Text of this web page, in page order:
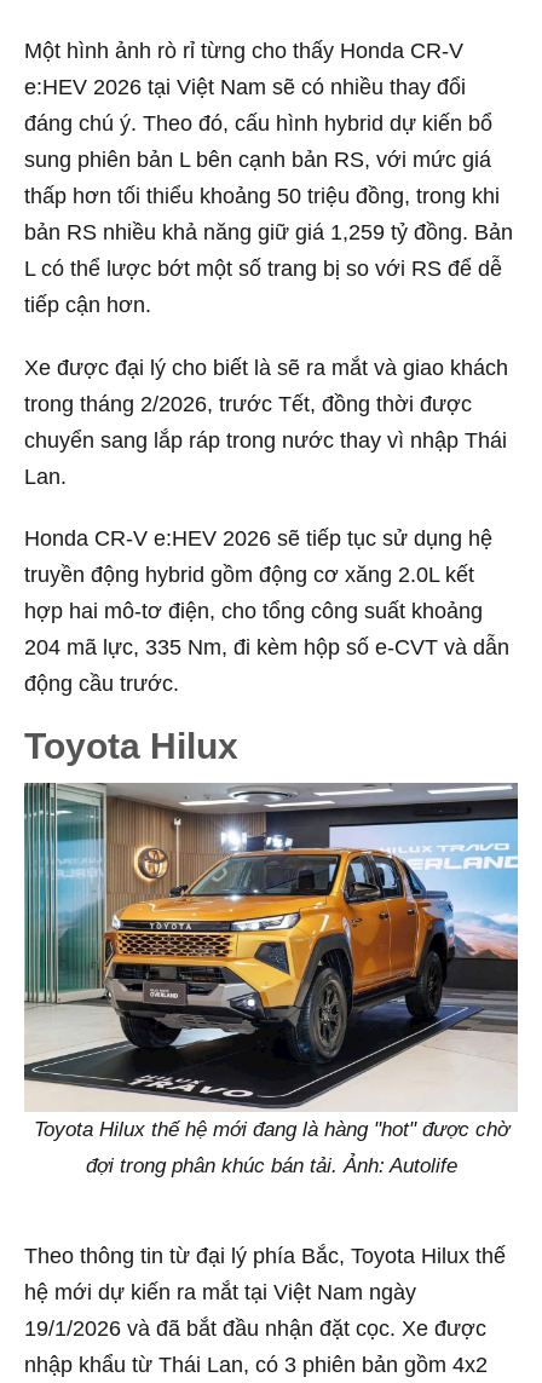
Một hình ảnh rò rỉ từng cho thấy Honda CR-V
e:HEV 2026 tại Việt Nam sẽ có nhiều thay đổi
đáng chú ý. Theo đó, cấu hình hybrid dự kiến bổ
sung phiên bản L bên cạnh bản RS, với mức giá
thấp hơn tối thiểu khoảng 50 triệu đồng, trong khi
bản RS nhiều khả năng giữ giá 1,259 tỷ đồng. Bản
L có thể lược bớt một số trang bị so với RS để dễ
tiếp cận hơn.
Xe được đại lý cho biết là sẽ ra mắt và giao khách
trong tháng 2/2026, trước Tết, đồng thời được
chuyển sang lắp ráp trong nước thay vì nhập Thái
Lan.
Honda CR-V e:HEV 2026 sẽ tiếp tục sử dụng hệ
truyền động hybrid gồm động cơ xăng 2.0L kết
hợp hai mô-tơ điện, cho tổng công suất khoảng
204 mã lực, 335 Nm, đi kèm hộp số e-CVT và dẫn
động cầu trước.
Toyota Hilux
Toyota Hilux thế hệ mới đang là hàng "hot" được chờ
đợi trong phân khúc bán tải. Ảnh: Autolife
Theo thông tin từ đại lý phía Bắc, Toyota Hilux thế
hệ mới dự kiến ra mắt tại Việt Nam ngày
19/1/2026 và đã bắt đầu nhận đặt cọc. Xe được
nhập khẩu từ Thái Lan, có 3 phiên bản gồm 4x2